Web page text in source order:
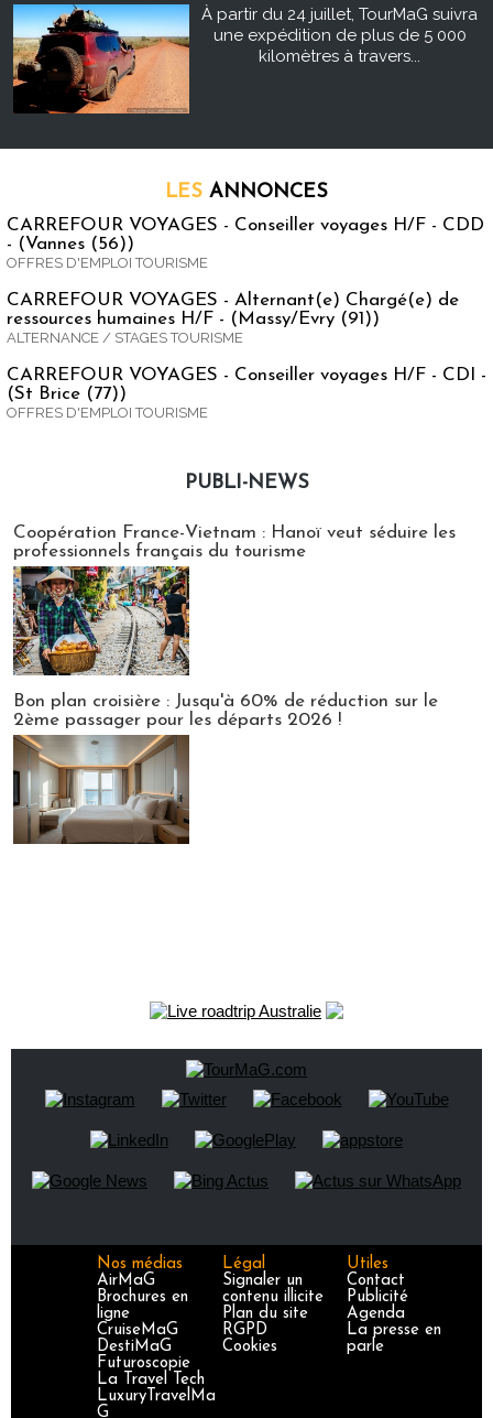
À partir du 24 juillet, TourMaG suivra
une expédition de plus de 5 000
kilomètres à travers...
LES ANNONCES
CARREFOUR VOYAGES - Conseiller voyages H/F - CDD
- (Vannes (56))
OFFRES D'EMPLOI TOURISME
CARREFOUR VOYAGES - Alternant(e) Chargé(e) de
ressources humaines H/F - (Massy/Evry (91))
ALTERNANCE / STAGES TOURISME
CARREFOUR VOYAGES - Conseiller voyages H/F - CDI -
(St Brice (77))
OFFRES D'EMPLOI TOURISME
PUBLI-NEWS
Coopération France-Vietnam : Hanoï veut séduire les
professionnels français du tourisme
Bon plan croisière : Jusqu'à 60% de réduction sur le
2ème passager pour les départs 2026 !
Nos médias
AirMaG
Brochures en
ligne
CruiseMaG
DestiMaG
Futuroscopie
La Travel Tech
LuxuryTravelMa
G
Légal
Signaler un
contenu illicite
Plan du site
RGPD
Cookies
Utiles
Contact
Publicité
Agenda
La presse en
parle